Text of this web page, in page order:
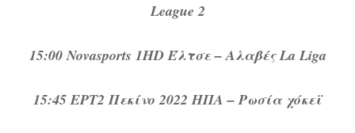
League 2
15:00 Novasports 1HD Έλτσε – Αλαβές La Liga
15:45 ΕΡΤ2 Πεκίνο 2022 ΗΠΑ – Ρωσία χόκεϊ